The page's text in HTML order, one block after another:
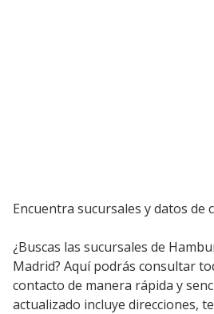
Encuentra sucursales y datos de
¿Buscas las sucursales de
Madrid? Aquí podrás consultar
contacto de manera rápida y
actualizado incluye direcciones,